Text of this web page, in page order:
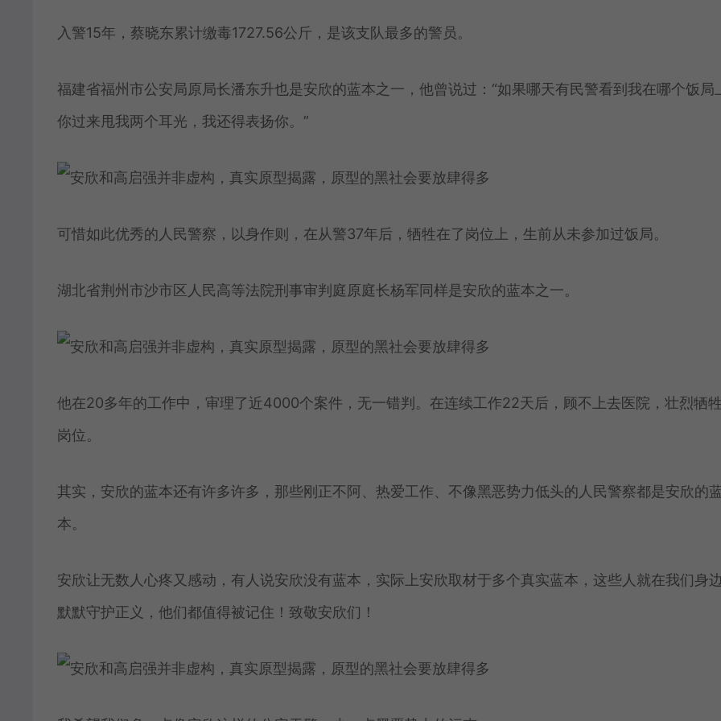
入警15年，蔡晓东累计缴毒1727.56公斤，是该支队最多的警员。
福建省福州市公安局原局长潘东升也是安欣的蓝本之一，他曾说过：“如果哪天有民警看到我在哪个饭局
你过来甩我两个耳光，我还得表扬你。”
可惜如此优秀的人民警察，以身作则，在从警37年后，牺牲在了岗位上，生前从未参加过饭局。
湖北省荆州市沙市区人民高等法院刑事审判庭原庭长杨军同样是安欣的蓝本之一。
他在20多年的工作中，审理了近4000个案件，无一错判。在连续工作22天后，顾不上去医院，壮烈牺
岗位。
其实，安欣的蓝本还有许多许多，那些刚正不阿、热爱工作、不像黑恶势力低头的人民警察都是安欣的
本。
安欣让无数人心疼又感动，有人说安欣没有蓝本，实际上安欣取材于多个真实蓝本，这些人就在我们身
默默守护正义，他们都值得被记住！致敬安欣们！